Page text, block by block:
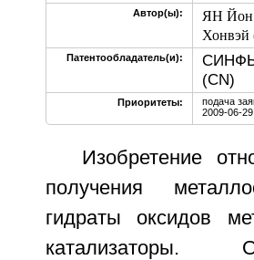
Автор(ы): ЯН Йон
Хонвэй
Патентообладатель(и):
(CN)
Приоритеты:
подача
2009-06-29
Изобретение
получения
гидраты оксидов
катализаторы.